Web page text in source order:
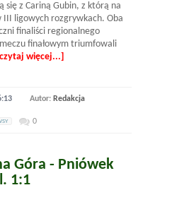
się z Cariną Gubin, z którą na
ligowych rozgrywkach. Oba
finaliści regionalnego
finałowym triumfowali
więcej...]
Autor: Redakcja
0
Góra - Pniówek
1:1